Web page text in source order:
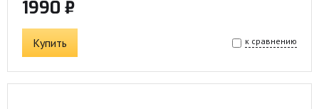
1990 ₽
Купить к сравнению